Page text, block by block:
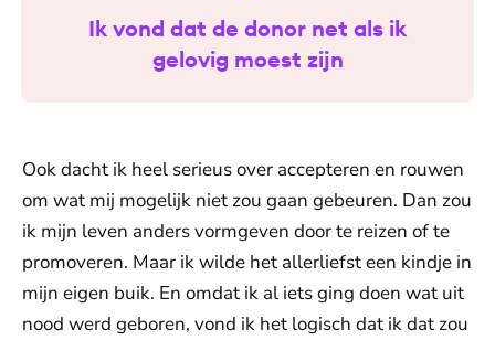
Ik vond dat de donor net als ik
gelovig moest zijn
Ook dacht ik heel serieus over accepteren en rouwen
om wat mij mogelijk niet zou gaan gebeuren. Dan zou
ik mijn leven anders vormgeven door te reizen of te
promoveren. Maar ik wilde het allerliefst een kindje in
mijn eigen buik. En omdat ik al iets ging doen wat uit
nood werd geboren, vond ik het logisch dat ik dat zou